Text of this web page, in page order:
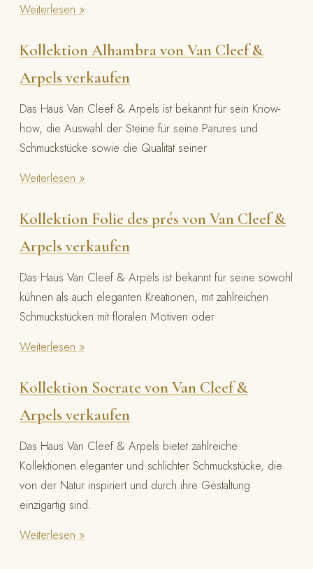
Weiterlesen »
Kollektion Alhambra von Van Cleef &
Arpels verkaufen
Das Haus Van Cleef & Arpels ist bekannt für sein Know-
how, die Auswahl der Steine für seine Parures und
Schmuckstücke sowie die Qualität seiner
Weiterlesen »
Kollektion Folie des prés von Van Cleef &
Arpels verkaufen
Das Haus Van Cleef & Arpels ist bekannt für seine sowohl
kühnen als auch eleganten Kreationen, mit zahlreichen
Schmuckstücken mit floralen Motiven oder
Weiterlesen »
Kollektion Socrate von Van Cleef &
Arpels verkaufen
Das Haus Van Cleef & Arpels bietet zahlreiche
Kollektionen eleganter und schlichter Schmuckstücke, die
von der Natur inspiriert und durch ihre Gestaltung
einzigartig sind.
Weiterlesen »